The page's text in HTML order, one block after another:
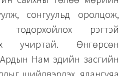
сонгуульд оролцож,
үүрэгтэй
учиртай. Өнгөрсөн
Нам эдийн засгийн